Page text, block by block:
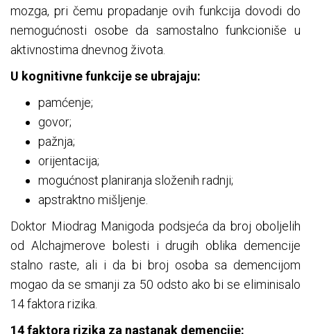
mozga, pri čemu propadanje ovih funkcija dovodi do
nemogućnosti osobe da samostalno funkcioniše u
aktivnostima dnevnog života.
U kognitivne funkcije se ubrajaju:
pamćenje;
govor;
pažnja;
orijentacija;
mogućnost planiranja složenih radnji;
apstraktno mišljenje.
Doktor Miodrag Manigoda podsjeća da broj oboljelih
od Alchajmerove bolesti i drugih oblika demencije
stalno raste, ali i da bi broj osoba sa demencijom
mogao da se smanji za 50 odsto ako bi se eliminisalo
14 faktora rizika.
14 faktora rizika za nastanak demencije: